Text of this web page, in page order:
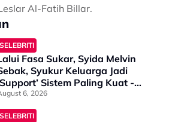
Al-Fatih Billar.
SELEBRITI
Fasa Sukar, Syida Melvin
Syukur Keluarga Jadi
Sistem Paling Kuat -
Semua Orang Ada Kekuatan
6, 2026
SELEBRITI